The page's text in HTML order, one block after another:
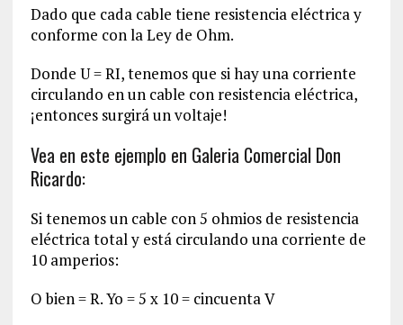
Dado que cada cable tiene resistencia eléctrica y
conforme con la Ley de Ohm.
Donde U = RI, tenemos que si hay una corriente
circulando en un cable con resistencia eléctrica,
¡entonces surgirá un voltaje!
Vea en este ejemplo en Galeria Comercial Don
Ricardo:
Si tenemos un cable con 5 ohmios de resistencia
eléctrica total y está circulando una corriente de
10 amperios:
O bien = R. Yo = 5 x 10 = cincuenta V